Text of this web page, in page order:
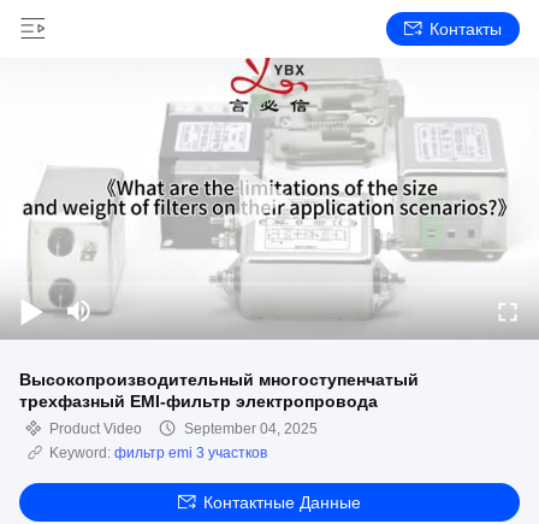
Контакты
Высокопроизводительный многоступенчатый
трехфазный EMI-фильтр электропровода
Product Video
September 04, 2025
Keyword: фильтр emi 3 участков
Контактные Данные